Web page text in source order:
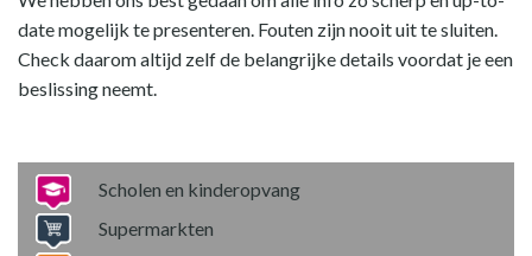
date mogelijk te presenteren. Fouten zijn nooit uit te sluiten.
Check daarom altijd zelf de belangrijke details voordat je een
beslissing neemt.
Scholen en kinderopvang
Supermarkten